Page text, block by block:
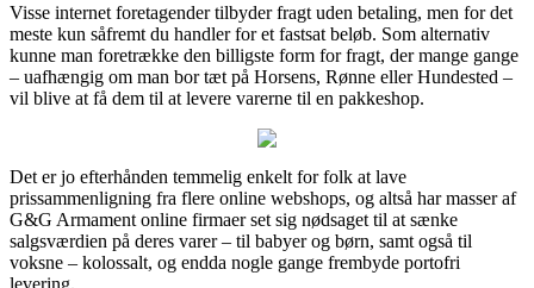
Visse internet foretagender tilbyder fragt uden betaling, men for det
meste kun såfremt du handler for et fastsat beløb. Som alternativ
kunne man foretrække den billigste form for fragt, der mange gange
– uafhængig om man bor tæt på Horsens, Rønne eller Hundested –
vil blive at få dem til at levere varerne til en pakkeshop.
Det er jo efterhånden temmelig enkelt for folk at lave
prissammenligning fra flere online webshops, og altså har masser af
G&G Armament online firmaer set sig nødsaget til at sænke
salgsværdien på deres varer – til babyer og børn, samt også til
voksne – kolossalt, og endda nogle gange frembyde portofri
levering.